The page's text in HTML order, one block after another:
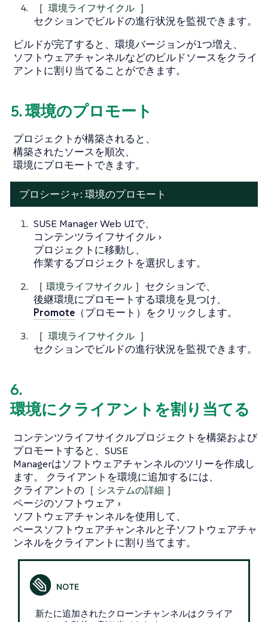
［ 環境ライフサイクル ］
セクションでビルドの進行状況を監視できます。
ビルドが完了すると、環境バージョンが1つ増え、
ソフトウェアチャンネルなどのビルドソースをクライ
アントに割り当てることができます。
5. 環境のプロモート
プロジェクトが構築されると、
構築されたソースを順次、
環境にプロモートできます。
プロシージャ: 環境のプロモート
SUSE Manager Web UIで、
コンテンツライフサイクル
プロジェクト に移動し、
作業するプロジェクトを選択します。
［ 環境ライフサイクル ］セクションで、
後継環境にプロモートする環境を見つけ、
Promote （プロモート）をクリックします。
［ 環境ライフサイクル ］
セクションでビルドの進行状況を監視できます。
6.
環境にクライアントを割り当てる
コンテンツライフサイクルプロジェクトを構築および
プロモートすると、SUSE
Managerはソフトウェアチャンネルのツリーを作成し
ます。 クライアントを環境に追加するには、
クライアントの［ システムの詳細 ］
ページのソフトウェア
ソフトウェアチャンネルを使用して、
ベースソフトウェアチャンネルと子ソフトウェアチャ
ンネルをクライアントに割り当てます。
新たに追加されたクローンチャンネルはクライア